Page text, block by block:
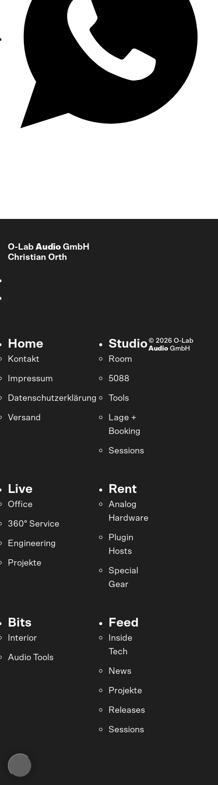
O-Lab Audio GmbH
Christian Orth
Home
Kontakt
Impressum
Datenschutzerklärung
Versand
Studio
Room
5088
Tools
Lage +
Booking
Sessions
Live
Office
360° Service
Engineering
Projekte
Rent
Analog
Hardware
Plugin
Hosts
Special
Gear
Bits
Interior
Audio Tools
Feed
Inside
Tech
News
Projekte
Releases
Sessions
© 2026 O-Lab
Audio GmbH